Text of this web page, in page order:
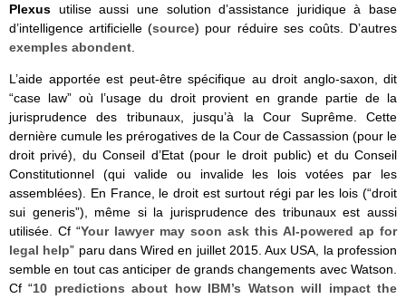
Plexus utilise aussi une solution d’assistance juridique à base
d’intelligence artificielle (source) pour réduire ses coûts. D’autres
exemples abondent
L’aide apportée est peut-être spécifique au droit anglo-saxon, dit
“case law” où l’usage du droit provient en grande partie de la
jurisprudence des tribunaux, jusqu’à la Cour Suprême. Cette
dernière cumule les prérogatives de la Cour de Cassassion (pour le
droit privé), du Conseil d’Etat (pour le droit public) et du Conseil
Constitutionnel (qui valide ou invalide les lois votées par les
assemblées). En France, le droit est surtout régi par les lois (“droit
sui generis”), même si la jurisprudence des tribunaux est aussi
utilisée. Cf “Your lawyer may soon ask this AI-powered ap for
legal help” paru dans Wired en juillet 2015. Aux USA, la profession
semble en tout cas anticiper de grands changements avec Watson.
Cf “10 predictions about how IBM’s Watson will impact the